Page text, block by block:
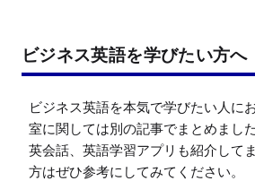
ビジネス英語を学びたい方へ
ビジネス英語を本気で学びたい人に
室に関しては別の記事でまとめまし
英会話、英語学習アプリも紹介して
方はぜひ参考にしてみてください。